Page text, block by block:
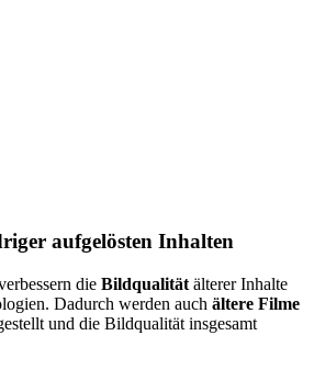
aufgelösten Inhalten
die Bildqualität älterer Inhalte
Dadurch werden auch ältere Filme
und die Bildqualität insgesamt